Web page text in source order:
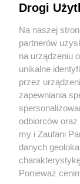
O FIRMIE
REKLAMA
Tcz24
Drogi
Na naszej
partnerów
na urządzeniu
unikalne
przez
zapewniania
odbiorców oraz
my i Zaufani
danych
Ponieważ